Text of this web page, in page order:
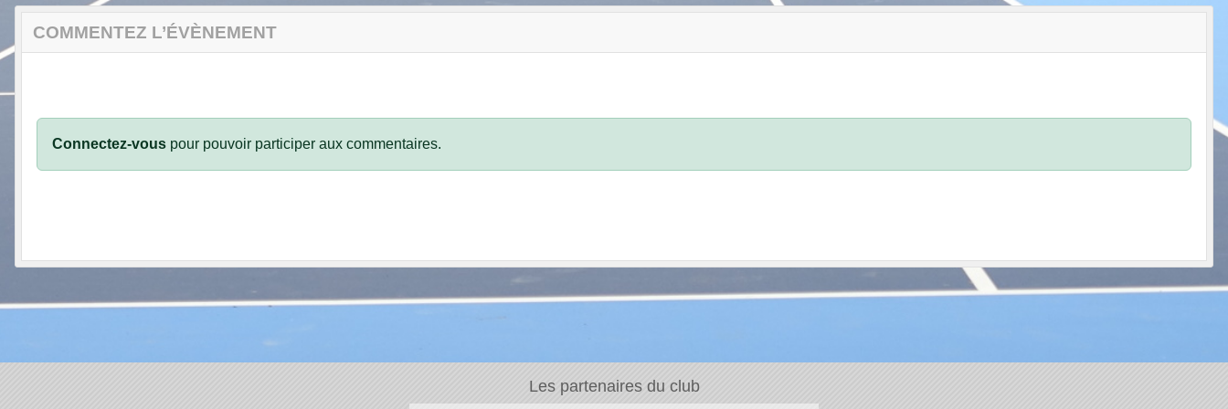
COMMENTEZ L’ÉVÈNEMENT
Connectez-vous pour pouvoir participer aux commentaires.
Les partenaires du club